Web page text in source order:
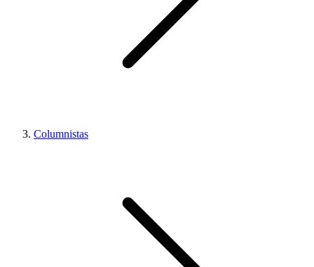
Columnistas